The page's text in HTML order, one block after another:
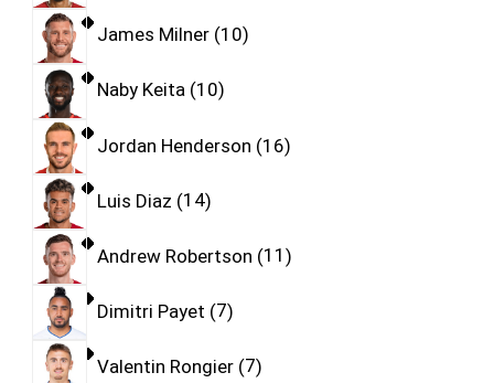
James Milner 10
Naby Keita 10
Jordan Henderson 16
Luis Diaz 14
Andrew Robertson 11
Dimitri Payet 7
Valentin Rongier 7